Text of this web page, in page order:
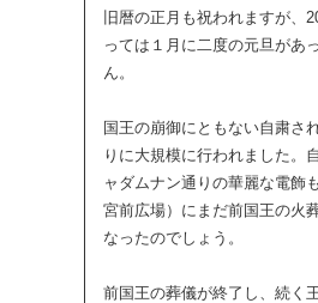
旧暦の正月も祝われますが、
っては１月に二度の元旦があ
ん。
国王の崩御にともない自粛さ
りに大規模に行われました。
ャダムナン通りの華麗な電飾
宮前広場）にまだ前国王の火
なったのでしょう。
前国王の葬儀が終了し、続く